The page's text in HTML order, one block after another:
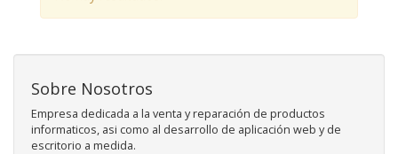
Sobre Nosotros
Empresa dedicada a la venta y reparación de productos
informaticos, asi como al desarrollo de aplicación web y de
escritorio a medida.